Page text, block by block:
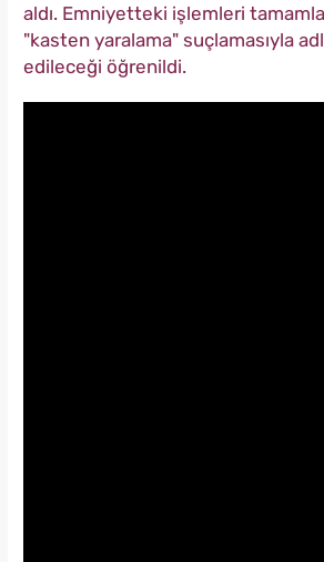
aldı. Emniyetteki işlemleri
"kasten yaralama" suçlamasıyla
edileceği öğrenildi.